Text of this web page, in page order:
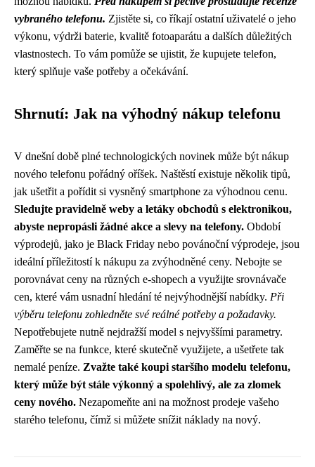
vybraného telefonu. Zjistěte si, co říkají ostatní uživatelé o jeho
výkonu, výdrži baterie, kvalitě fotoaparátu a dalších důležitých
vlastnostech. To vám pomůže se ujistit, že kupujete telefon,
který splňuje vaše potřeby a očekávání.
Shrnutí: Jak na výhodný nákup telefonu
V dnešní době plné technologických novinek může být nákup
nového telefonu pořádný oříšek. Naštěstí existuje několik tipů,
jak ušetřit a pořídit si vysněný smartphone za výhodnou cenu.
Sledujte pravidelně weby a letáky obchodů s elektronikou,
abyste nepropásli žádné akce a slevy na telefony. Období
výprodejů, jako je Black Friday nebo povánoční výprodeje, jsou
ideální příležitostí k nákupu za zvýhodněné ceny. Nebojte se
porovnávat ceny na různých e-shopech a využijte srovnávače
cen, které vám usnadní hledání té nejvýhodnější nabídky. Při
výběru telefonu zohledněte své reálné potřeby a požadavky.
Nepotřebujete nutně nejdražší model s nejvyššími parametry.
Zaměřte se na funkce, které skutečně využijete, a ušetřete tak
nemalé peníze. Zvažte také koupi staršího modelu telefonu,
který může být stále výkonný a spolehlivý, ale za zlomek
ceny nového. Nezapomeňte ani na možnost prodeje vašeho
starého telefonu, čímž si můžete snížit náklady na nový.